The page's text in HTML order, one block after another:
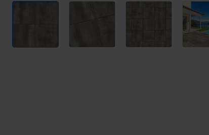
View larger image